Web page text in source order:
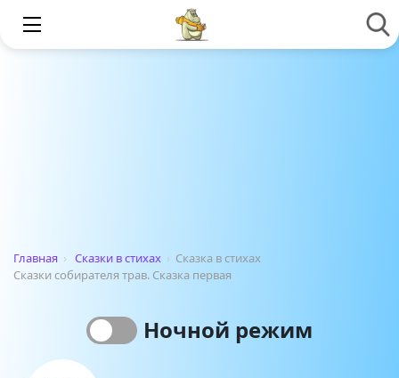
Главная › Сказки в стихах › Сказка в стихах
Сказки собирателя трав. Сказка первая
Ночной режим